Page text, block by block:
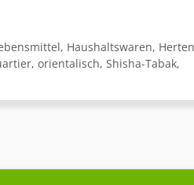
, Haushaltswaren, Herten
, orientalisch, Shisha-Tabak,